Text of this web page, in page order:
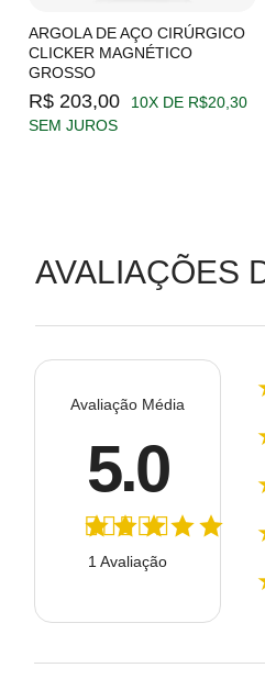
ARGOLA DE AÇO CIRÚRGICO
CLICKER MAGNÉTICO
GROSSO
R$ 203,00
10X DE R$20,30
SEM JUROS
AVALIAÇÕES
Avaliação Média
5.0
1 Avaliação